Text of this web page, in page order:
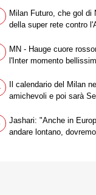
Milan Futuro, che gol di
della super rete contro
MN - Hauge cuore
l'Inter momento
Il calendario del Milan
amichevoli e poi sarà
Jashari: "Anche in
andare lontano,